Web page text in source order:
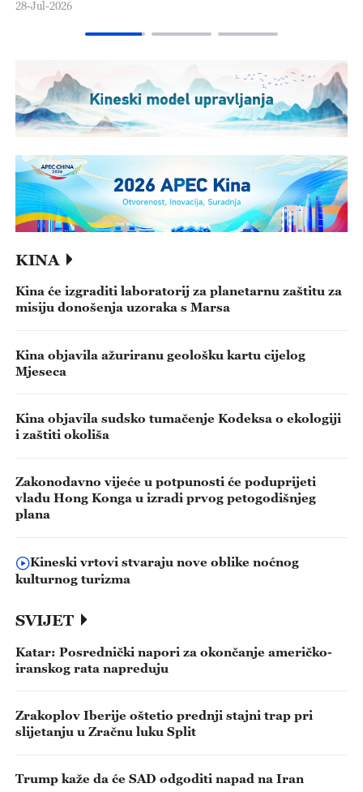
06-Aug-2026
KINA
Kina će izgraditi laboratorij za planetarnu zaštitu za
misiju donošenja uzoraka s Marsa
Kina objavila ažuriranu geološku kartu cijelog
Mjeseca
Kina objavila sudsko tumačenje Kodeksa o ekologiji
i zaštiti okoliša
Zakonodavno vijeće u potpunosti će poduprijeti
vladu Hong Konga u izradi prvog petogodišnjeg
plana
Kineski vrtovi stvaraju nove oblike noćnog
kulturnog turizma
SVIJET
Katar: Posrednički napori za okončanje američko-
iranskog rata napreduju
Zrakoplov Iberije oštetio prednji stajni trap pri
slijetanju u Zračnu luku Split
Trump kaže da će SAD odgoditi napad na Iran